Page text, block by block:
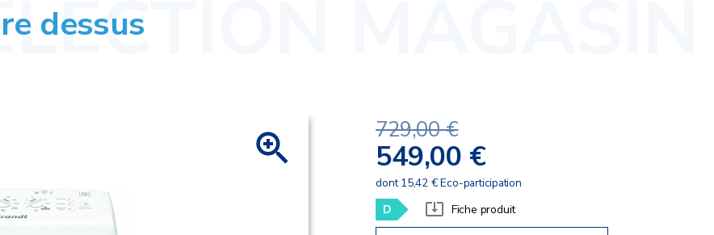
dessus
729,00 €
549,00 €
dont 15,42 € Eco-participation
D
Fiche produit